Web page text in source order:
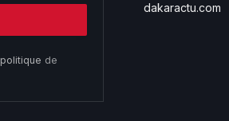
politique de
dakaractu.com